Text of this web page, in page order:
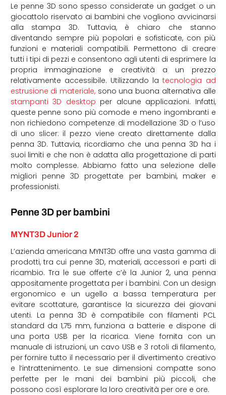
Le penne 3D sono spesso considerate un gadget o un
giocattolo riservato ai bambini che vogliono avvicinarsi
alla stampa 3D. Tuttavia, è chiaro che stanno
diventando sempre più popolari e sofisticate, con più
funzioni e materiali compatibili. Permettono di creare
tutti i tipi di pezzi e consentono agli utenti di esprimere la
propria immaginazione e creatività a un prezzo
relativamente accessibile. Utilizzando latecnologia ad
estrusione di materiale,sono una buona alternativa alle
stampanti 3D desktop per alcune applicazioni. Infatti,
queste penne sono più comode e meno ingombranti e
non richiedono competenze di modellazione 3D o l’uso
di uno slicer: il pezzo viene creato direttamente dalla
penna 3D. Tuttavia, ricordiamo che una penna 3D ha i
suoi limiti e che non è adatta alla progettazione di parti
molto complesse. Abbiamo fatto una selezione delle
migliori penne 3D progettate per bambini, maker e
professionisti.
Penne 3D per bambini
MYNT3D Junior 2
L’azienda americana MYNT3D offre una vasta gamma di
prodotti, tra cui penne 3D, materiali, accessori e parti di
ricambio. Tra le sue offerte c’è la Junior 2, una penna
appositamente progettata per i bambini. Con un design
ergonomico e un ugello a bassa temperatura per
evitare scottature, garantisce la sicurezza dei giovani
utenti. La penna 3D è compatibile con filamenti PCL
standard da 1,75 mm, funziona a batterie e dispone di
una porta USB per la ricarica. Viene fornita con un
manuale di istruzioni, un cavo USB e 3 rotoli di filamento,
per fornire tutto il necessario per il divertimento creativo
e l’intrattenimento. Le sue dimensioni compatte sono
perfette per le mani dei bambini più piccoli, che
possono così esplorare la loro creatività per ore e ore.